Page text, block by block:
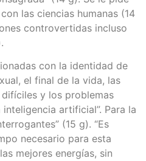
las ciencias humanas (14
controvertidas incluso
con la identidad de
el final de la vida, las
y los problemas
artificial”. Para la
(15 g). “Es
necesario para esta
mejores energías, sin